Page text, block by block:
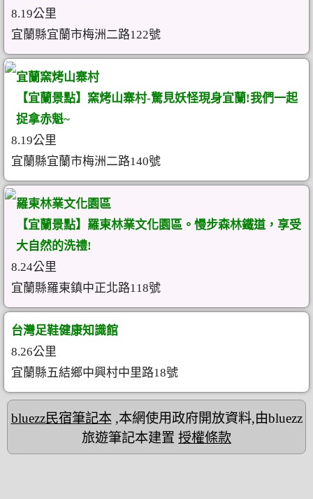
8.19公里
宜蘭縣宜蘭市梅洲二路122號
宜蘭窯烤山寨村
【宜蘭景點】窯烤山寨村-驚見妖怪現身宜蘭!我們一起
捉拿赤魁~
8.19公里
宜蘭縣宜蘭市梅洲二路140號
羅東林業文化園區
【宜蘭景點】羅東林業文化園區。慢步森林鐵道，享受
大自然的洗禮!
8.24公里
宜蘭縣羅東鎮中正北路118號
台灣足鞋健康知識館
8.26公里
宜蘭縣五結鄉中興村中里路18號
bluezz民宿筆記本,本網使用政府開放資料,由bluezz
旅遊筆記本建置 授權條款